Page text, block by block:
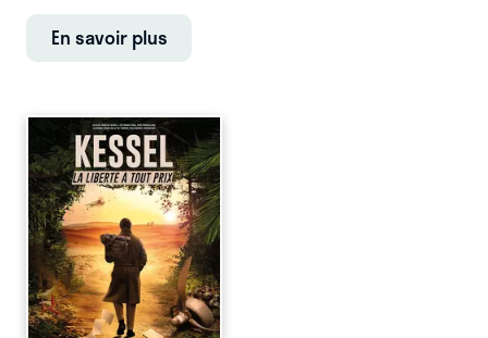
En savoir plus